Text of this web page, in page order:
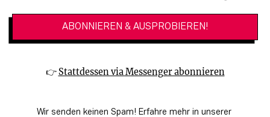
👉 Stattdessen via Messenger abonnieren
Wir senden keinen Spam! Erfahre mehr in unserer
🔗 Kinoprogramm
🔗 Genuss-Guide Hamburg
Datenschutzbestimmungen